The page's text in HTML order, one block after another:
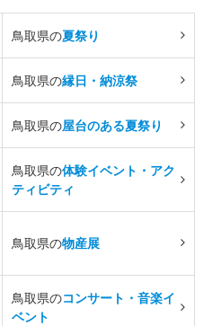
鳥取県の夏祭り
鳥取県の縁日・納涼祭
鳥取県の屋台のある夏祭り
鳥取県の体験イベント・アク
ティビティ
鳥取県の物産展
鳥取県のコンサート・音楽イ
ベント